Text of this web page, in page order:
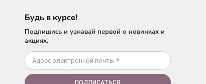
Будь в курсе!
Подпишись и узнавай первой о новинках и
акциях.